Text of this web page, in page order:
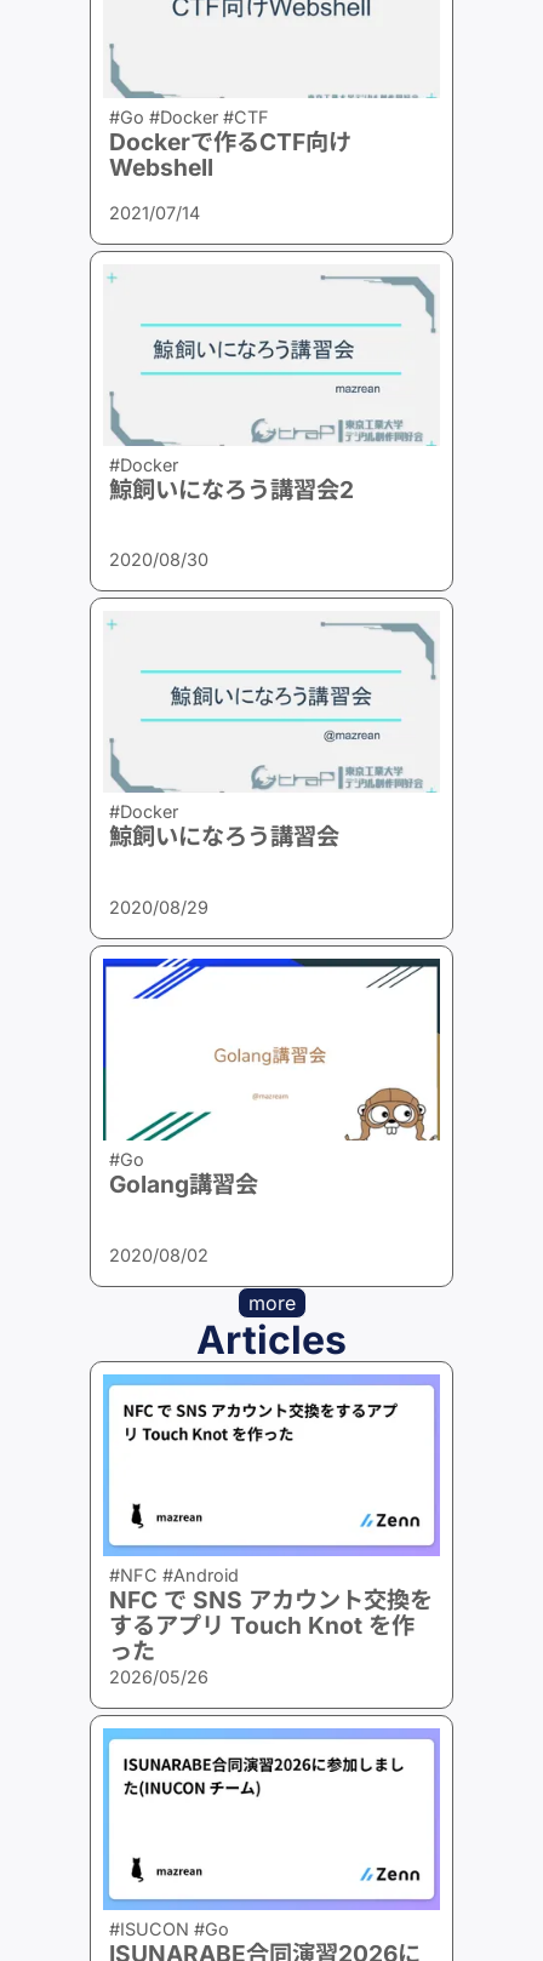
#Go #Docker #CTF
Dockerで作るCTF向け
Webshell
2021/07/14
#Docker
鯨飼いになろう講習会2
2020/08/30
#Docker
鯨飼いになろう講習会
2020/08/29
#Go
Golang講習会
2020/08/02
more
Articles
#NFC #Android
NFC で SNS アカウント交換を
するアプリ Touch Knot を作
った
2026/05/26
#ISUCON #Go
ISUNARABE合同演習2026に